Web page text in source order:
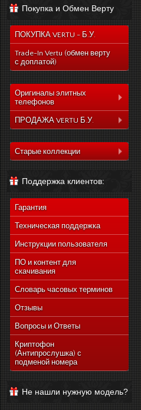
Покупка и Обмен Верту
ПОКУПКА VERTU - Б.У.
Trade-In Vertu (обмен верту
с доплатой)
Оригиналы элитных
телефонов
Коллекция Aster
Коллекция Signature
Коллекция Signature
Коллекция Новый
Signature Touch
ПРОДАЖА VERTU Б.У.
Коллекция Constelation
Коллекция Ascent
Touch
Коллекция Новый
Signature Touch
Старые коллекции
Vertu Ascent X
Vertu Constellation Ayxta
Vertu Constellation Pure
Vertu Constellation Exotic
Vertu Constellation Vivre
Vertu Signature S Design
Vertu Constellation
Vertu Constellation
Monogram
Vertu Ascent Ti
Vertu Ferrari Edition
Vertu Racetrack Legends
Поддержка клиентов:
Гарантия
Техническая поддержка
Инструкции пользователя
ПО и контент для
скачивания
Словарь часовых терминов
Отзывы
Вопросы и Ответы
Криптофон
(Антипрослушка) с
подменой номера
Не нашли нужную модель?